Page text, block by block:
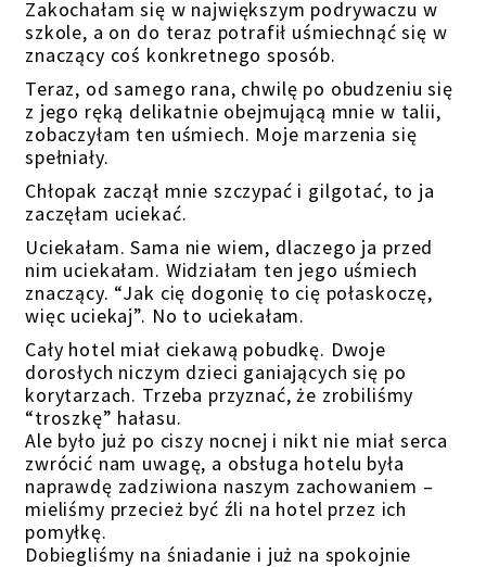
Zakochałam się w największym podrywaczu w
szkole, a on do teraz potrafił uśmiechnąć się w
znaczący coś konkretnego sposób.
Teraz, od samego rana, chwilę po obudzeniu się
z jego ręką delikatnie obejmującą mnie w talii,
zobaczyłam ten uśmiech. Moje marzenia się
spełniały.
Chłopak zaczął mnie szczypać i gilgotać, to ja
zaczęłam uciekać.
Uciekałam. Sama nie wiem, dlaczego ja przed
nim uciekałam. Widziałam ten jego uśmiech
znaczący. “Jak cię dogonię to cię połaskoczę,
więc uciekaj”. No to uciekałam.
Cały hotel miał ciekawą pobudkę. Dwoje
dorosłych niczym dzieci ganiających się po
korytarzach. Trzeba przyznać, że zrobiliśmy
“troszkę” hałasu.
Ale było już po ciszy nocnej i nikt nie miał serca
zwrócić nam uwagę, a obsługa hotelu była
naprawdę zadziwiona naszym zachowaniem –
mieliśmy przecież być źli na hotel przez ich
pomyłkę.
Dobiegliśmy na śniadanie i już na spokojnie